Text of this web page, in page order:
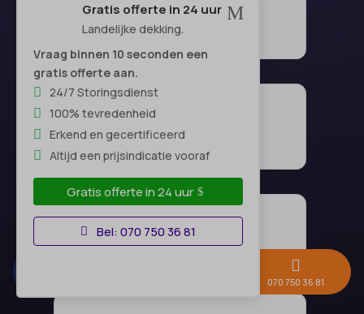
M
Gratis offerte in 24 uur
Landelijke dekking.
Vraag binnen 10 seconden een
gratis offerte aan.
24/7 Storingsdienst
100% tevredenheid
Erkend en gecertificeerd
Altijd een prijsindicatie vooraf
Gratis offerte in 24 uur
Bel: 070 750 36 81

070 750 36 81